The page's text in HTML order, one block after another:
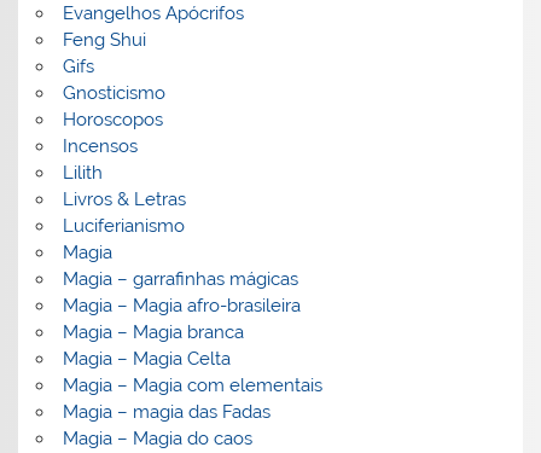
Evangelhos Apócrifos
Feng Shui
Gifs
Gnosticismo
Horoscopos
Incensos
Lilith
Livros & Letras
Luciferianismo
Magia
Magia – garrafinhas mágicas
Magia – Magia afro-brasileira
Magia – Magia branca
Magia – Magia Celta
Magia – Magia com elementais
Magia – magia das Fadas
Magia – Magia do caos